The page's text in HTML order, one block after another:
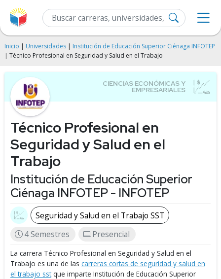
Inicio | Universidades | Institución de Educación Superior Ciénaga INFOTEP
| Técnico Profesional en Seguridad y Salud en el Trabajo
Técnico Profesional en
Seguridad y Salud en el
Trabajo
Institución de Educación Superior
Ciénaga INFOTEP - INFOTEP
Seguridad y Salud en el Trabajo SST
4 Semestres
Presencial
La carrera Técnico Profesional en Seguridad y Salud en el
Trabajo es una de las carreras cortas de seguridad y salud en
el trabajo sstque imparte Institución de Educación Superior